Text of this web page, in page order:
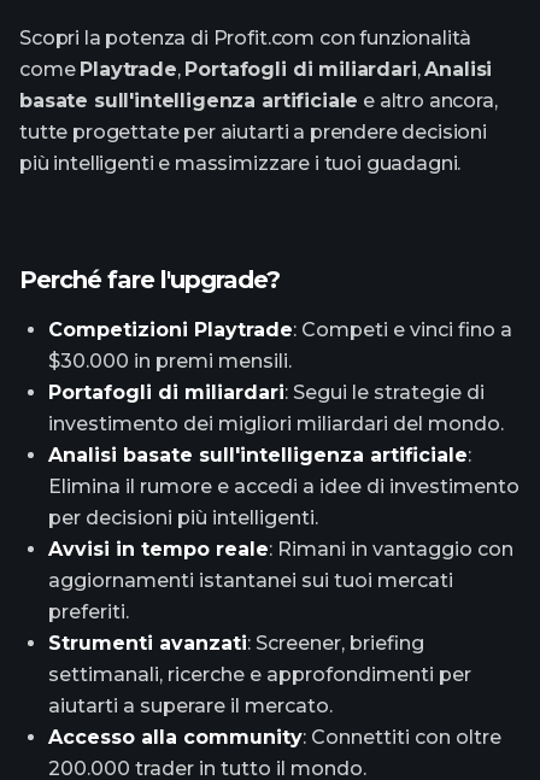
Scopri la potenza di Profit.com con funzionalità
come Playtrade, Portafogli di miliardari,Analisi
basate sull'intelligenza artificiale e altro ancora,
tutte progettate per aiutarti a prendere decisioni
più intelligenti e massimizzare i tuoi guadagni.
Perché fare l'upgrade?
Competizioni Playtrade: Competi e vinci fino a
$30.000 in premi mensili.
Portafogli di miliardari: Segui le strategie di
investimento dei migliori miliardari del mondo.
Analisi basate sull'intelligenza artificiale:
Elimina il rumore e accedi a idee di investimento
per decisioni più intelligenti.
Avvisi in tempo reale: Rimani in vantaggio con
aggiornamenti istantanei sui tuoi mercati
preferiti.
Strumenti avanzati: Screener, briefing
settimanali, ricerche e approfondimenti per
aiutarti a superare il mercato.
Accesso alla community: Connettiti con oltre
200.000 trader in tutto il mondo.